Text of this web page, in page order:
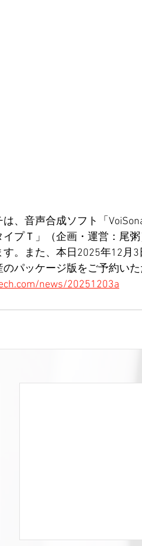
、音声合成ソフト「
プＴ」（企画・運営：尾
。また、本日2025年12月
パッケージ版をご予約いた
news/20251203a